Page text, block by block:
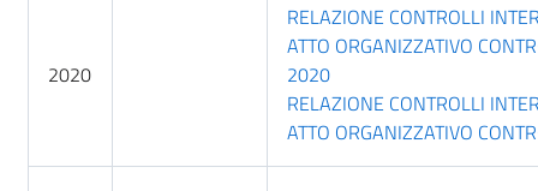
2020
RELAZIONE CONTROLLI
ATTO ORGANIZZATIVO
2020
RELAZIONE CONTROLLI
ATTO ORGANIZZATIVO